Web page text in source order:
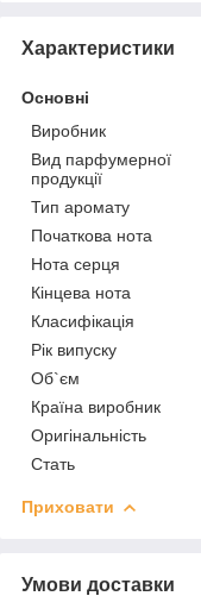
Характеристики
Основні
Виробник
Вид парфумерної
продукції
Тип аромату
Початкова нота
Нота серця
Кінцева нота
Класифікація
Рік випуску
Об`єм
Країна виробник
Оригінальність
Стать
Приховати
Умови доставки